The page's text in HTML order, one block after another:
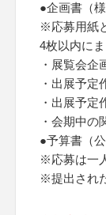
●企画書（様
※応募用紙
4枚以内に
・展覧会企
・出展予定
・出展予定
・会期中の
●予算書（
※応募は一
※提出され